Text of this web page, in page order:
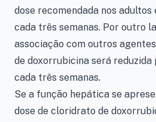
dose recomendada nos
cada três semanas. Por outro
associação com outros
de doxorrubicina será
cada três semanas.
Se a função hepática se
dose de cloridrato de